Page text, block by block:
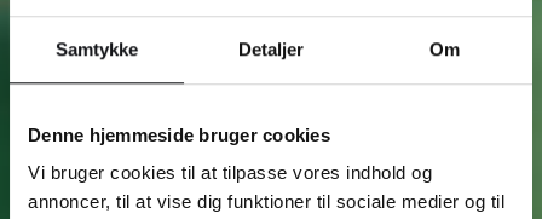
Samtykke Detaljer Om
Denne hjemmeside bruger cookies
Vi bruger cookies til at tilpasse vores indhold og
annoncer, til at vise dig funktioner til sociale medier og til